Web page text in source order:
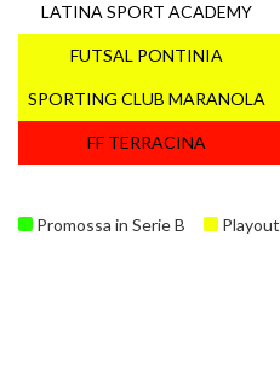
LATINA SPORT ACADEMY
FUTSAL PONTINIA
SPORTING CLUB MARANOLA
FF TERRACINA
Promossa in Serie B Playout